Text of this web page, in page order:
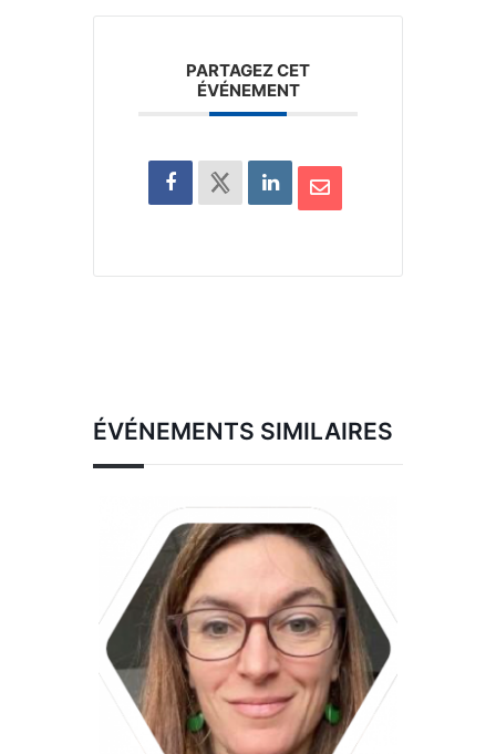
PARTAGEZ CET
ÉVÉNEMENT
ÉVÉNEMENTS SIMILAIRES